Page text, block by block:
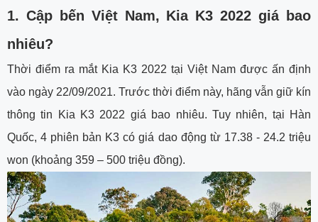
1. Cập bến Việt Nam, Kia K3 2022 giá bao
nhiêu?
Thời điểm ra mắt Kia K3 2022 tại Việt Nam được ấn định
vào ngày 22/09/2021. Trước thời điểm này, hãng vẫn giữ kín
thông tin Kia K3 2022 giá bao nhiêu. Tuy nhiên, tại Hàn
Quốc, 4 phiên bản K3 có giá dao động từ 17.38 - 24.2 triệu
won (khoảng 359 – 500 triệu đồng).